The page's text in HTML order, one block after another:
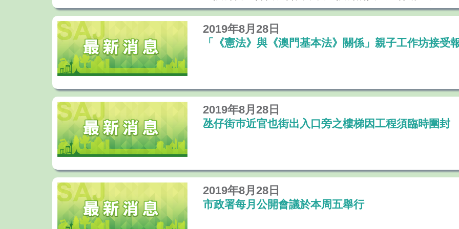
2019年8月28日
「《憲法》與《澳門基本法》關係」親子工作坊接受
2019年8月28日
氹仔街巿近官也街出入口旁之樓梯因工程須臨時圍封
2019年8月28日
市政署每月公開會議於本周五舉行